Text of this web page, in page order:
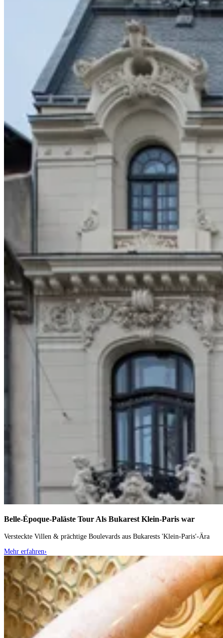
Belle-Époque-Paläste TourAls Bukarest Klein-Paris war
Versteckte Villen & prächtige Boulevards aus Bukarests 'Klein-Paris'-Ära
Mehr erfahren›